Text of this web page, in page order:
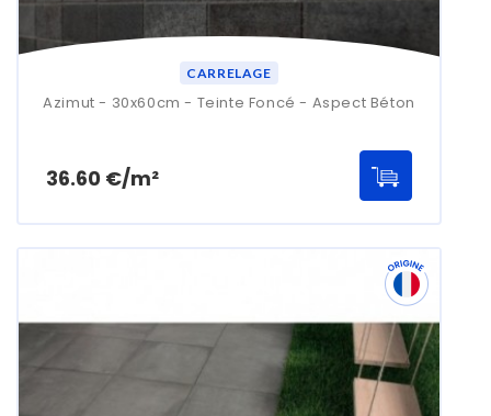
CARRELAGE
Azimut - 30x60cm - Teinte Foncé - Aspect Béton
36.60 €/m²Prix